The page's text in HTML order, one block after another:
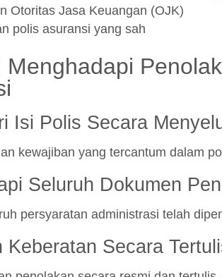
Otoritas Jasa Keuangan (OJK)
polis asuransi yang sah
Menghadapi
Isi Polis Secara
kewajiban yang tercantum dalam
Seluruh Dokumen
persyaratan administrasi telah
Keberatan Secara